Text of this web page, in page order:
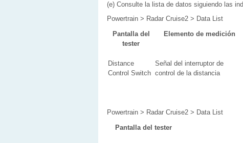
(e) Consulte la lista de datos siguiendo las
Powertrain > Radar Cruise2 > Data List
Pantalla del
tester
Elemento de medición
Distance
Control Switch
Señal del interruptor de
control de la distancia
Powertrain > Radar Cruise2 > Data List
Pantalla del tester